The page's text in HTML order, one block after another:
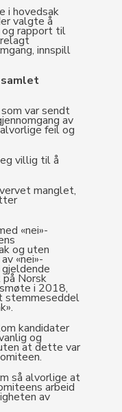
i hovedsak
valgte å
og rapport til
innspill
var sendt
av
feil og
villig til å
manglet,
«nei»-
og uten
«nei»-
Norsk
i 2018,
stemmeseddel
kandidater
og
at dette var
så alvorlige at
arbeid
av